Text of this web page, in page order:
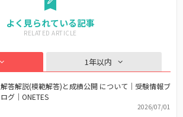
よく見られている記事
1年以内
解答解説(模範解答)と成績公開 について｜受験情報ブ
ログ｜ONETES
2026/07/01